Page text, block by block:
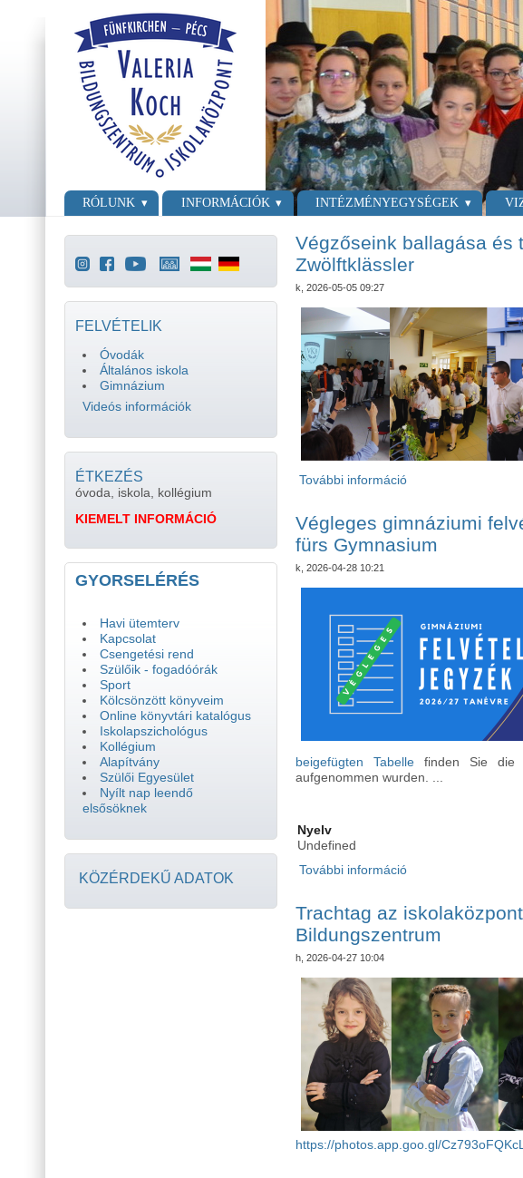
FőmenüRÓLUNK INFORMÁCIÓK INTÉZMÉNYEGYSÉGEK
FELVÉTELIK
Óvodák
Általános iskola
Gimnázium
Videós információk
ÉTKEZÉS
óvoda, iskola, kollégium
KIEMELT INFORMÁCIÓ
GYORSELÉRÉS
Havi ütemterv
Kapcsolat
Csengetési rend
Szülőik - fogadóórák
Sport
Kölcsönzött könyveim
Online könyvtári katalógus
Iskolapszichológus
Kollégium
Alapítvány
Szülői Egyesület
Nyílt nap leendő
elsősöknek
KÖZÉRDEKŰ ADATOK
Végzőseink ballagása és
Zwölftklässler
k, 2026-05-05 09:27
További információVégzőseink
Végleges gimnáziumi
fürs Gymnasium
k, 2026-04-28 10:21
beigefügten Tabellefinden Sie die
aufgenommen wurden. ...
Nyelv
Undefined
További információVégleges
Trachtag az
Bildungszentrum
h, 2026-04-27 10:04
https://photos.app.goo.gl/